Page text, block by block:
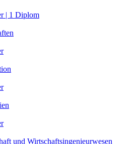
| 1 Diplom
und Wirtschaftsingenieurwesen